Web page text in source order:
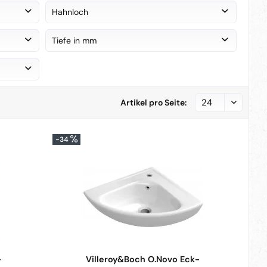
Sanitärkeramik
Hahnloch
ohne Hahnloch
Tiefe in mm
Artikel pro Seite:
-34
Villeroy&Boch O.Novo Eck-